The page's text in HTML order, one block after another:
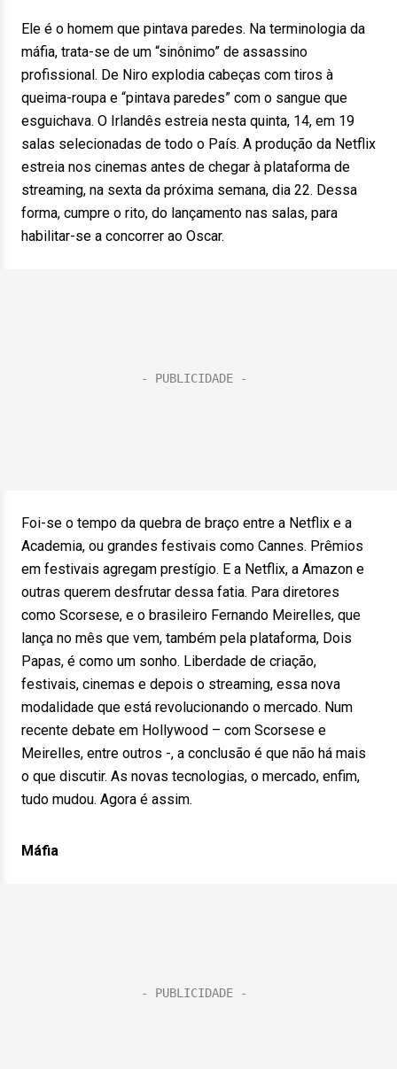
Ele é o homem que pintava paredes. Na terminologia da
máfia, trata-se de um “sinônimo” de assassino
profissional. De Niro explodia cabeças com tiros à
queima-roupa e “pintava paredes” com o sangue que
esguichava. O Irlandês estreia nesta quinta, 14, em 19
salas selecionadas de todo o País. A produção da Netflix
estreia nos cinemas antes de chegar à plataforma de
streaming, na sexta da próxima semana, dia 22. Dessa
forma, cumpre o rito, do lançamento nas salas, para
habilitar-se a concorrer ao Oscar.
Foi-se o tempo da quebra de braço entre a Netflix e a
Academia, ou grandes festivais como Cannes. Prêmios
em festivais agregam prestígio. E a Netflix, a Amazon e
outras querem desfrutar dessa fatia. Para diretores
como Scorsese, e o brasileiro Fernando Meirelles, que
lança no mês que vem, também pela plataforma, Dois
Papas, é como um sonho. Liberdade de criação,
festivais, cinemas e depois o streaming, essa nova
modalidade que está revolucionando o mercado. Num
recente debate em Hollywood – com Scorsese e
Meirelles, entre outros -, a conclusão é que não há mais
o que discutir. As novas tecnologias, o mercado, enfim,
tudo mudou. Agora é assim.
Máfia